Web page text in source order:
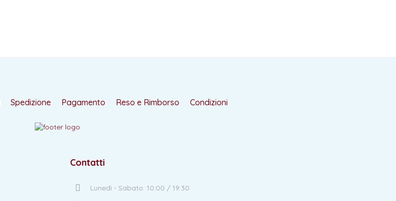
Spedizione Pagamento Reso e Rimborso Condizioni
Contatti
Lunedì - Sabato: 10:00 / 19:30